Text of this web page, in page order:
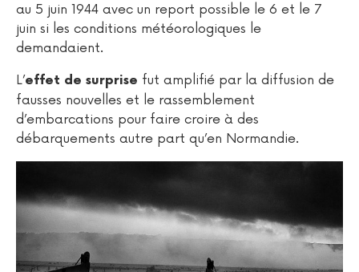
au 5 juin 1944 avec un report possible le 6 et le 7
juin si les conditions météorologiques le
demandaient.
L’effet de surprise fut amplifié par la diffusion de
fausses nouvelles et le rassemblement
d’embarcations pour faire croire à des
débarquements autre part qu’en Normandie.